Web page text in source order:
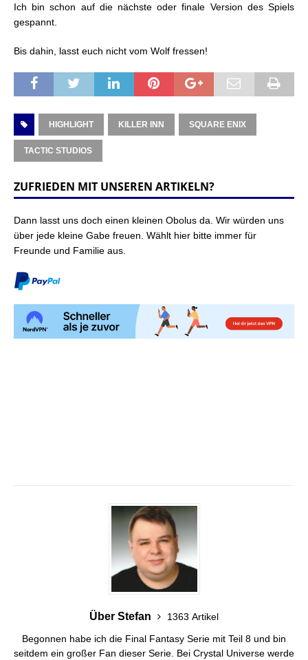
Ich bin schon auf die nächste oder finale Version des Spiels
gespannt.
Bis dahin, lasst euch nicht vom Wolf fressen!
HIGHLIGHT KILLER INN SQUARE ENIX
TACTIC STUDIOS
ZUFRIEDEN MIT UNSEREN ARTIKELN?
Dann lasst uns doch einen kleinen Obolus da. Wir würden uns
über jede kleine Gabe freuen. Wählt hier bitte immer für
Freunde und Familie aus.
Über Stefan
1363 Artikel
Begonnen habe ich die Final Fantasy Serie mit Teil 8 und bin
seitdem ein großer Fan dieser Serie. Bei Crystal Universe werde